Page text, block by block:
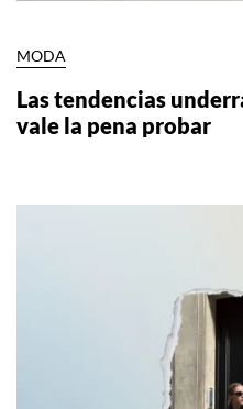
MODA
Las tendencias
vale la pena probar